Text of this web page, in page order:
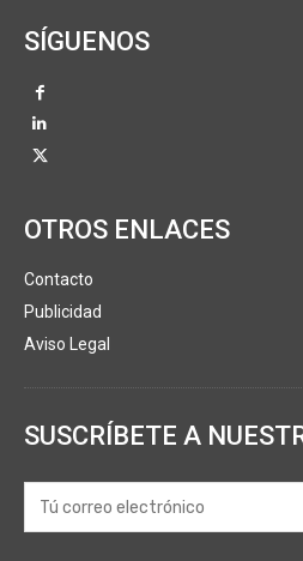
SÍGUENOS
OTROS ENLACES
Contacto
Publicidad
Aviso Legal
SUSCRÍBETE A